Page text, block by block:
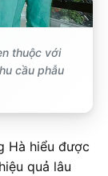
thuộc với
cầu phẫu
Hà hiểu được
quả lâu